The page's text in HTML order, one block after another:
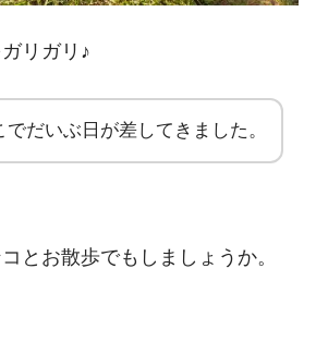
リガリ♪
でだいぶ日が差してきました。
とお散歩でもしましょうか。